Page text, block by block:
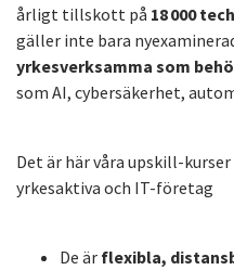
årligt tillskott på 18 000
gäller inte bara
yrkesverksamma som
som AI, cybersäkerhet,
Det är här våra upskill-
yrkesaktiva och IT-företag
De är flexibla,